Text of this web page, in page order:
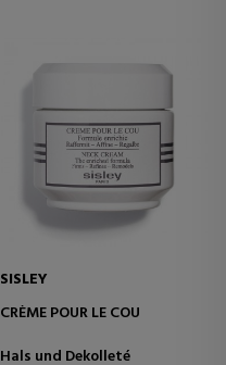
SISLEY
CRÈME POUR LE COU
Hals und Dekolleté